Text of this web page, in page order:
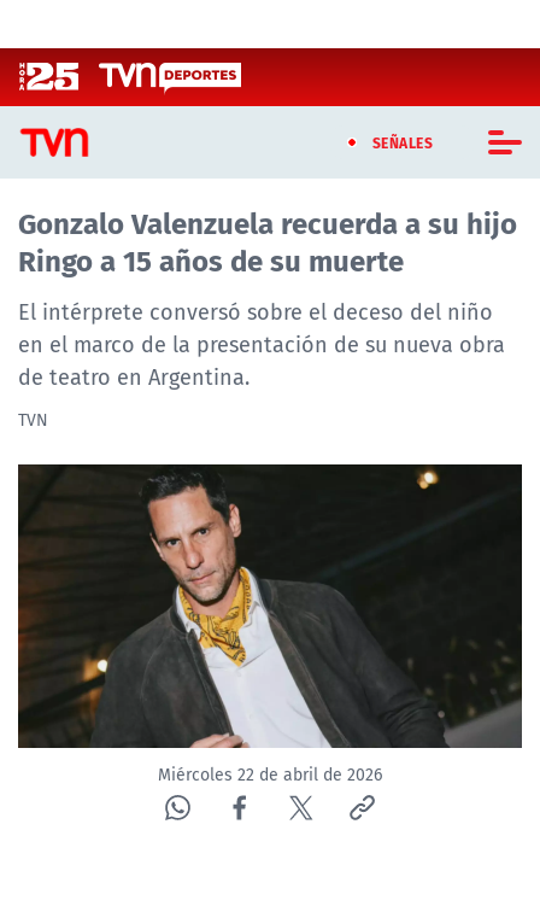
SEÑALES
CASTING MASTERCHEF CHILE
CASTING TVN VERTICAL
TVN VERTICAL
TVN PLAY
TELESERIES
ACTUALIDAD Y TENDENCIAS
CORPORATIVO Y TRANSPARENCIA
CANAL DE DENUNCIAS
ÁREA DE PROYECTOS
Gonzalo Valenzuela recuerda a su hijo
Ringo a 15 años de su muerte
El intérprete conversó sobre el deceso del niño
en el marco de la presentación de su nueva obra
de teatro en Argentina.
TVN
Miércoles 22 de abril de 2026